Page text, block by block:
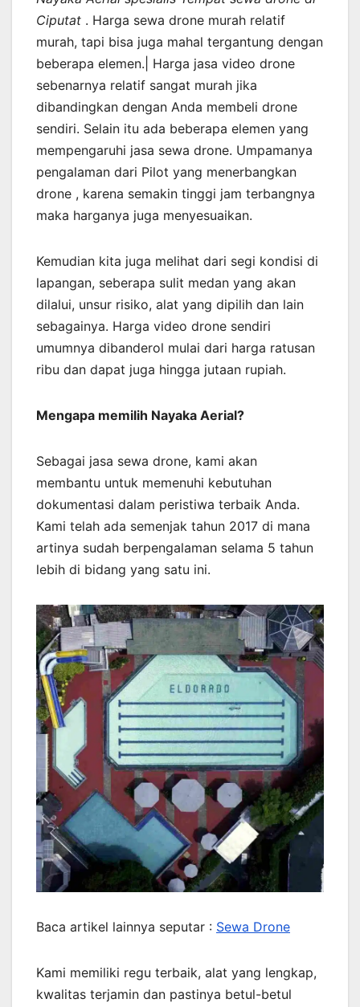
Ciputat . Harga sewa drone murah relatif
murah, tapi bisa juga mahal tergantung dengan
beberapa elemen.| Harga jasa video drone
sebenarnya relatif sangat murah jika
dibandingkan dengan Anda membeli drone
sendiri. Selain itu ada beberapa elemen yang
mempengaruhi jasa sewa drone. Umpamanya
pengalaman dari Pilot yang menerbangkan
drone , karena semakin tinggi jam terbangnya
maka harganya juga menyesuaikan.
Kemudian kita juga melihat dari segi kondisi di
lapangan, seberapa sulit medan yang akan
dilalui, unsur risiko, alat yang dipilih dan lain
sebagainya. Harga video drone sendiri
umumnya dibanderol mulai dari harga ratusan
ribu dan dapat juga hingga jutaan rupiah.
Mengapa memilih Nayaka Aerial?
Sebagai jasa sewa drone, kami akan
membantu untuk memenuhi kebutuhan
dokumentasi dalam peristiwa terbaik Anda.
Kami telah ada semenjak tahun 2017 di mana
artinya sudah berpengalaman selama 5 tahun
lebih di bidang yang satu ini.
Baca artikel lainnya seputar : Sewa Drone
Kami memiliki regu terbaik, alat yang lengkap,
kwalitas terjamin dan pastinya betul-betul